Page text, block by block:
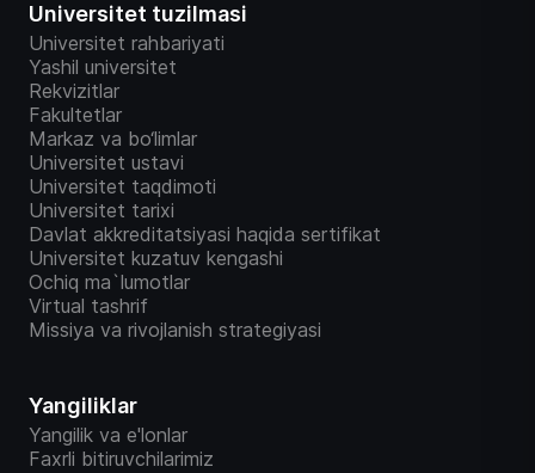
Universitet tuzilmasi
Universitet rahbariyati
Yashil universitet
Rekvizitlar
Fakultetlar
Markaz va bo‘limlar
Universitet ustavi
Universitet taqdimoti
Universitet tarixi
Davlat akkreditatsiyasi haqida sertifikat
Universitet kuzatuv kengashi
Ochiq ma`lumotlar
Virtual tashrif
Missiya va rivojlanish strategiyasi
Yangiliklar
Yangilik va e'lonlar
Faxrli bitiruvchilarimiz